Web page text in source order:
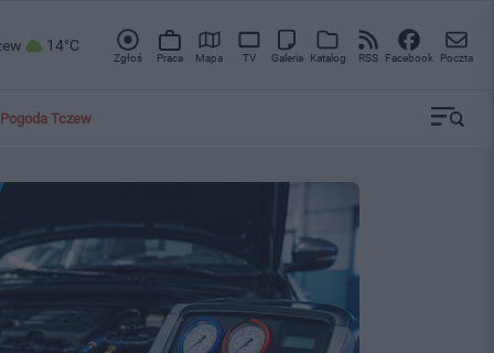
14°C
Zgłoś Praca Mapa TV Galeria Katalog RSS Facebook Poczta
Pogoda Tczew